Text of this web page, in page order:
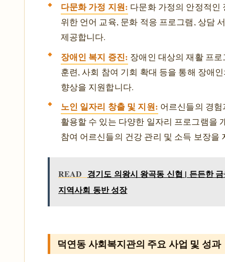
다문화 가정 지원: 다문화 가정의 안정적인
위한 언어 교육, 문화 적응 프로그램, 상담
제공합니다.
장애인 복지 증진: 장애인 대상의 재활 프
훈련, 사회 참여 기회 확대 등을 통해 장애
향상을 지원합니다.
노인 일자리 창출 및 지원: 어르신들의 경
활용할 수 있는 다양한 일자리 프로그램을
참여 어르신들의 건강 관리 및 소득 보장을
READ 경기도 의왕시 왕곡동 신협 | 든든한
지역사회 동반 성장
덕연동 사회복지관의 주요 사업 및 성과